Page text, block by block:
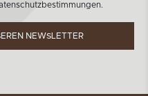
NEWSLETTER